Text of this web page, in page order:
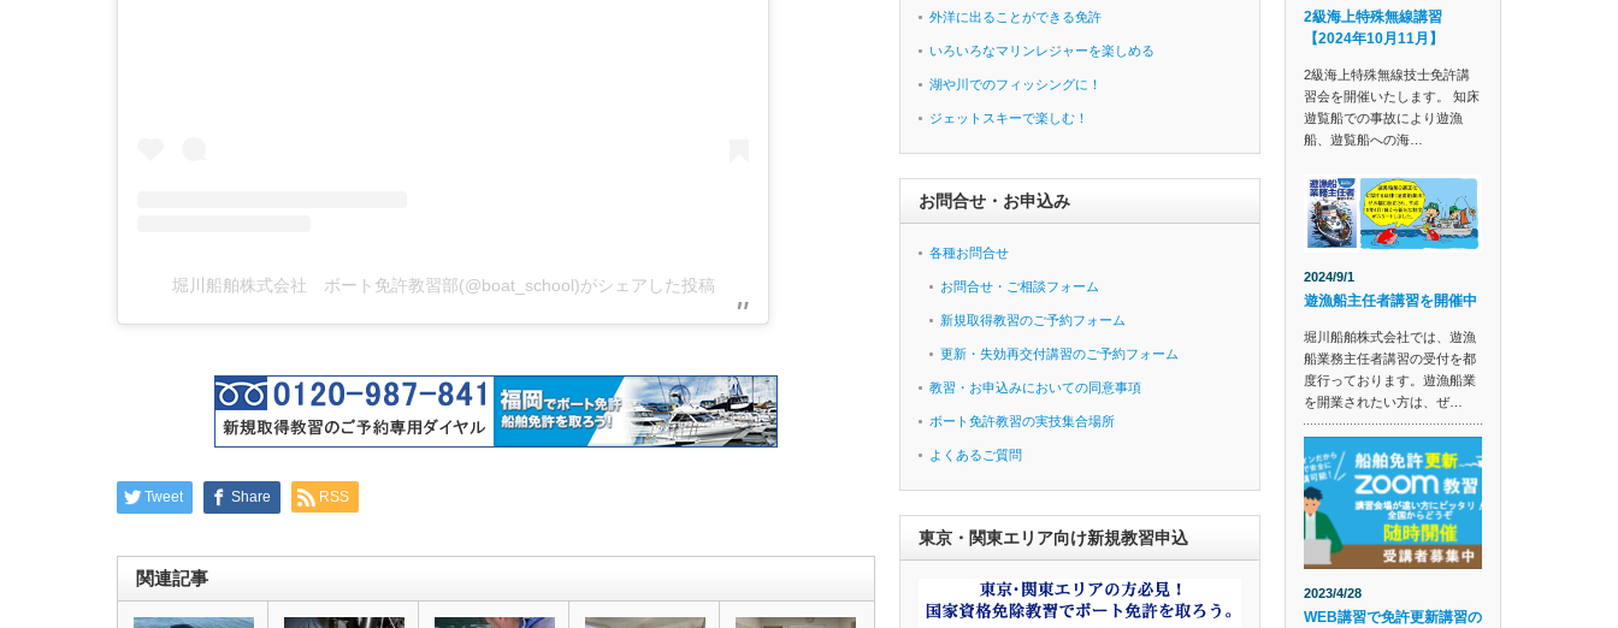
堀川船舶株式会社 ボート免許教習部(@boat_school)がシェアした投稿
Tweet Share RSS
関連記事
外洋に出ることができる免許
いろいろなマリンレジャーを楽しめる
湖や川でのフィッシングに！
ジェットスキーで楽しむ！
お問合せ・お申込み
各種お問合せ
お問合せ・ご相談フォーム
新規取得教習のご予約フォーム
更新・失効再交付講習のご予約フォーム
教習・お申込みにおいての同意事項
ボート免許教習の実技集合場所
よくあるご質問
東京・関東エリア向け新規教習申込
2級海上特殊無線講習
【2024年10月11月】
2級海上特殊無線技士免許講
習会を開催いたします。 知床
遊覧船での事故により遊漁
船、遊覧船への海…
2024/9/1
遊漁船主任者講習を開催中
堀川船舶株式会社では、遊漁
船業務主任者講習の受付を都
度行っております。遊漁船業
を開業されたい方は、ぜ…
2023/4/28
WEB講習で免許更新講習の